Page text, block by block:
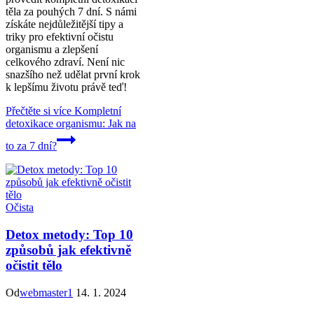
těla za pouhých 7 dní. S námi
získáte nejdůležitější tipy a
triky pro efektivní očistu
organismu a zlepšení
celkového zdraví. Není nic
snazšího než udělat první krok
k lepšímu životu právě teď!
Přečtěte si více Kompletní
detoxikace organismu: Jak na
to za 7 dní?
Očista
Detox metody: Top 10
způsobů jak efektivně
očistit tělo
Odwebmaster1 14. 1. 2024